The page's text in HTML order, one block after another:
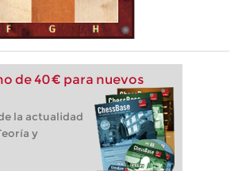
de 40 € para nuevos
la actualidad
y